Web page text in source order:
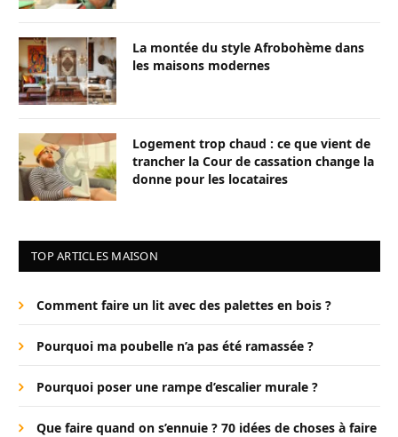
La montée du style Afrobohème dans
les maisons modernes
Logement trop chaud : ce que vient de
trancher la Cour de cassation change la
donne pour les locataires
TOP ARTICLES MAISON
Comment faire un lit avec des palettes en bois ?
Pourquoi ma poubelle n’a pas été ramassée ?
Pourquoi poser une rampe d’escalier murale ?
Que faire quand on s’ennuie ? 70 idées de choses à faire